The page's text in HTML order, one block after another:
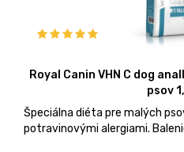
Royal Canin VHN C dog
psov
Špeciálna diéta pre malých
potravinovými alergiami.